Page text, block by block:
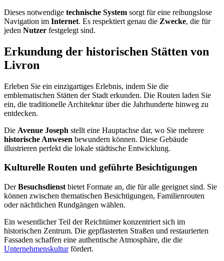
Dieses notwendige technische System sorgt für eine reibungslose
Navigation im Internet. Es respektiert genau die Zwecke, die für
jeden Nutzer festgelegt sind.
Erkundung der historischen Stätten von
Livron
Erleben Sie ein einzigartiges Erlebnis, indem Sie die
emblematischen Stätten der Stadt erkunden. Die Routen laden Sie
ein, die traditionelle Architektur über die Jahrhunderte hinweg zu
entdecken.
Die Avenue Joseph stellt eine Hauptachse dar, wo Sie mehrere
historische Anwesen bewundern können. Diese Gebäude
illustrieren perfekt die lokale städtische Entwicklung.
Kulturelle Routen und geführte Besichtigungen
DerBesuchsdienst bietet Formate an, die für alle geeignet sind. Sie
können zwischen thematischen Besichtigungen, Familienrouten
oder nächtlichen Rundgängen wählen.
Ein wesentlicher Teil der Reichtümer konzentriert sich im
historischen Zentrum. Die gepflasterten Straßen und restaurierten
Fassaden schaffen eine authentische Atmosphäre, die die
Unternehmenskulturfördert.